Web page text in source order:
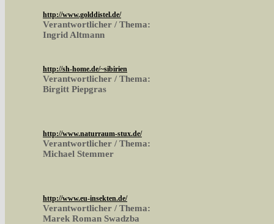
http://www.golddistel.de/
Verantwortlicher / Thema:
Ingrid Altmann
http://sh-home.de/~sibirien
Verantwortlicher / Thema:
Birgitt Piepgras
http://www.naturraum-stux.de/
Verantwortlicher / Thema:
Michael Stemmer
http://www.eu-insekten.de/
Verantwortlicher / Thema:
Marek Roman Swadzba